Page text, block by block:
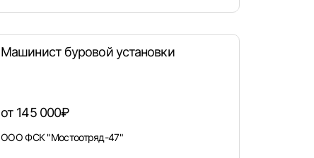
Машинист буровой установки
от 145 000₽
ООО ФСК "Мостоотряд-47"